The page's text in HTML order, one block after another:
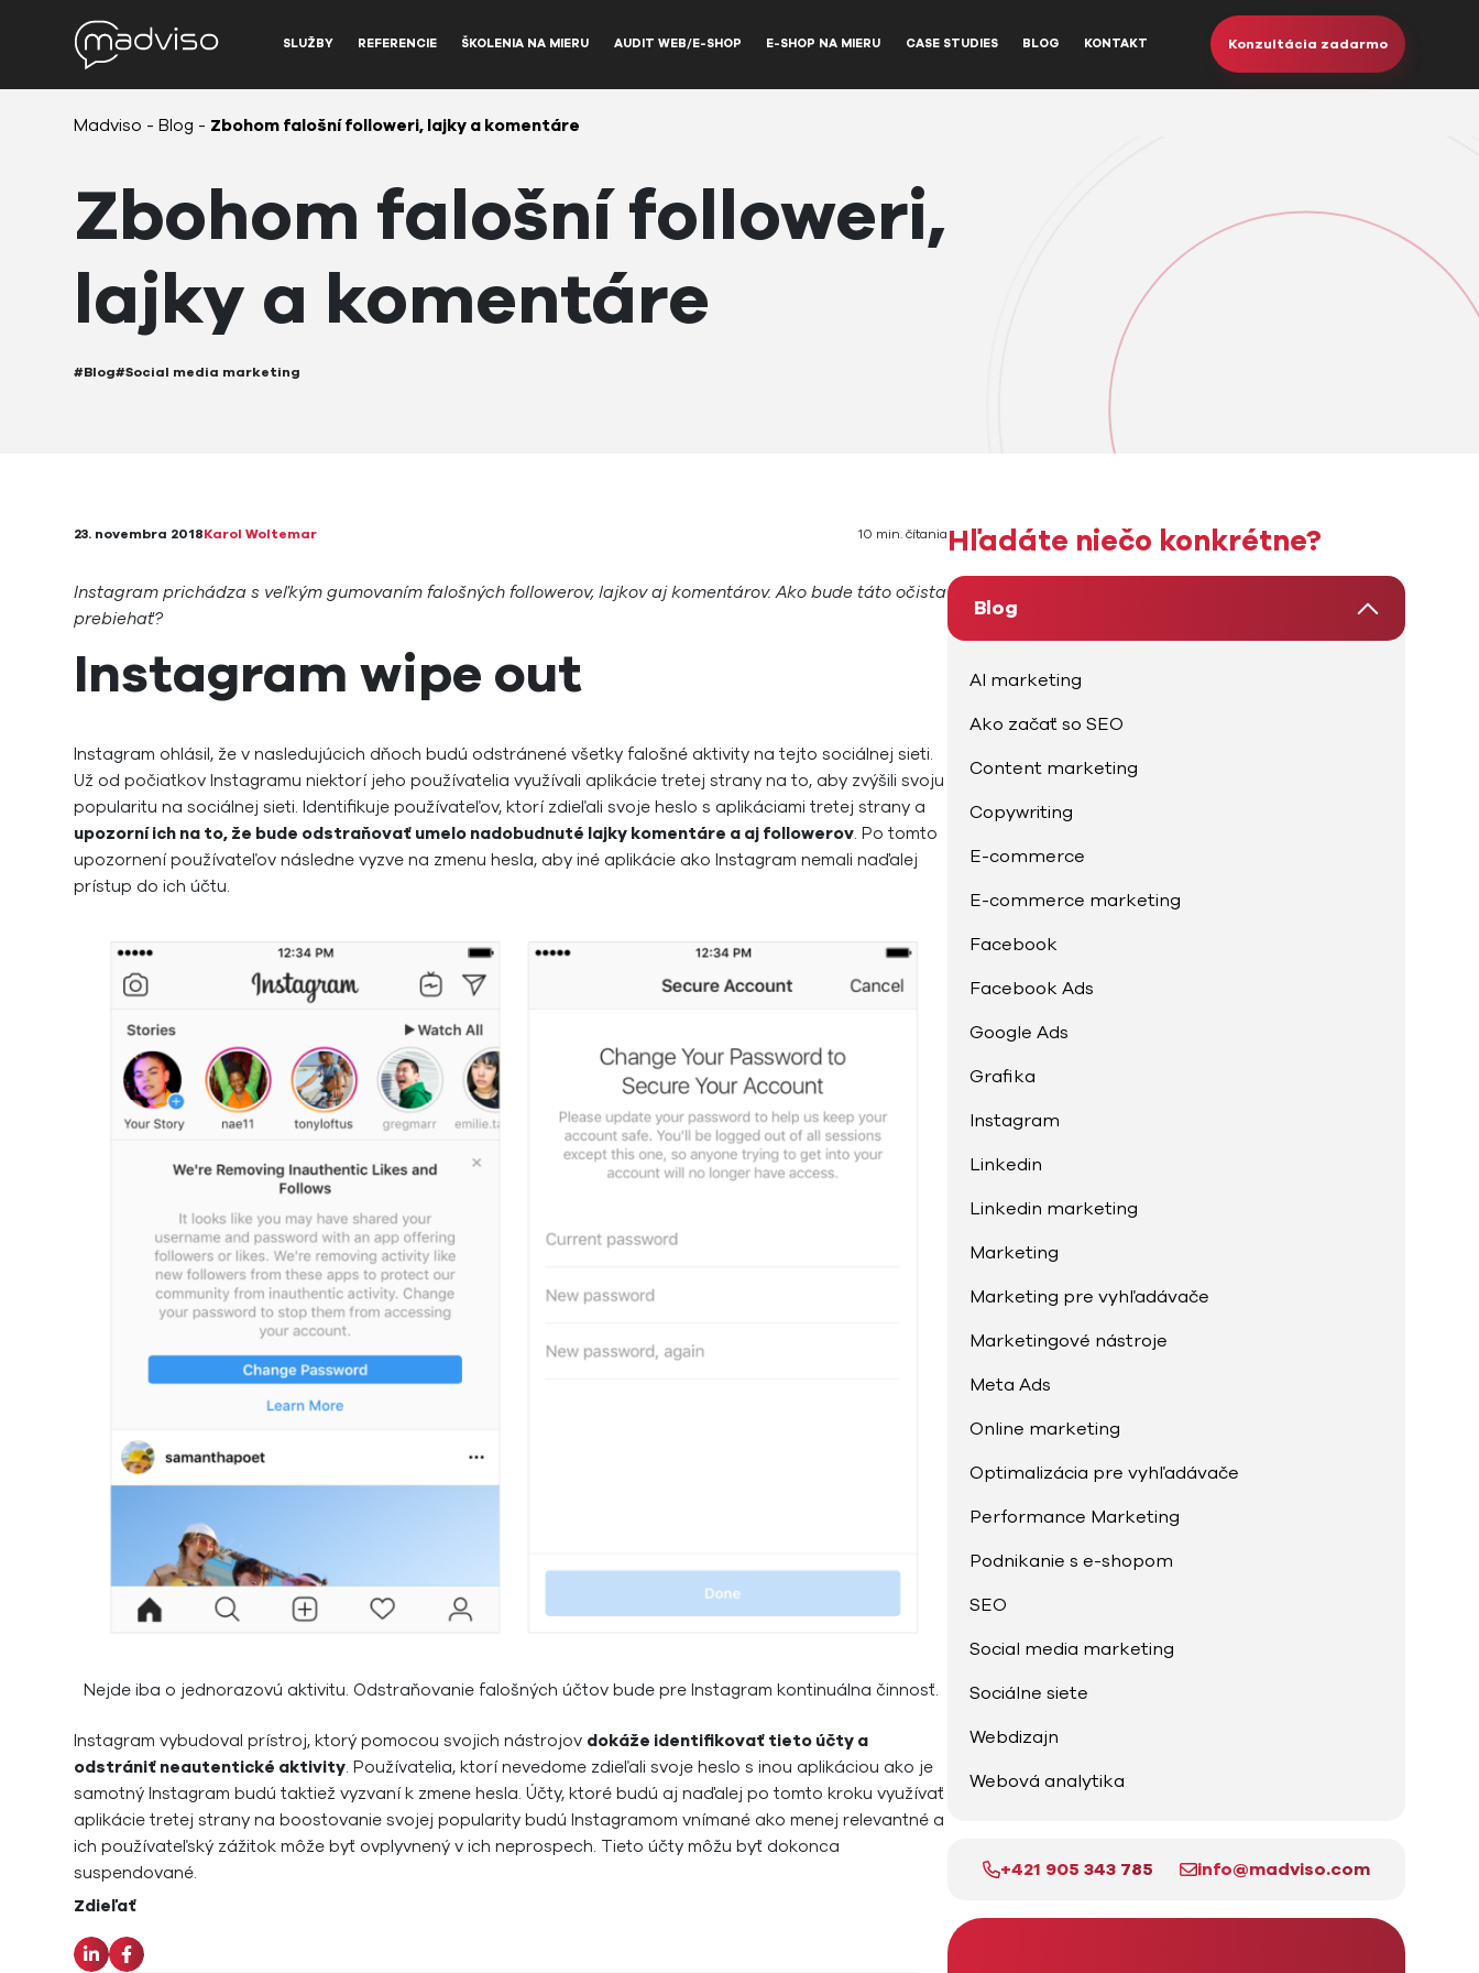
SLUŽBY REFERENCIE ŠKOLENIA NA MIERU AUDIT WEB/E-SHOP E-SHOP NA MIERU CASE STUDIES BLOG KONTAKT Konzultácia zadarmo
Madviso -Blog - Zbohom falošní followeri, lajky a komentáre
Zbohom falošní followeri,
lajky a komentáre
#Blog#Social media marketing
23. novembra 2018Karol Woltemar 10 min. čítania
Instagram prichádza s veľkým gumovaním falošných followerov, lajkov aj komentárov. Ako bude táto očista
prebiehať?
Instagram wipe out
Instagram ohlásil, že v nasledujúcich dňoch budú odstránené všetky falošné aktivity na tejto sociálnej sieti.
Už od počiatkov Instagramu niektorí jeho používatelia využívali aplikácie tretej strany na to, aby zvýšili svoju
popularitu na sociálnej sieti. Identifikuje používateľov, ktorí zdieľali svoje heslo s aplikáciami tretej strany a
upozorní ich na to, že bude odstraňovať umelo nadobudnuté lajky komentáre a aj followerov. Po tomto
upozornení používateľov následne vyzve na zmenu hesla, aby iné aplikácie ako Instagram nemali naďalej
prístup do ich účtu.
Nejde iba o jednorazovú aktivitu. Odstraňovanie falošných účtov bude pre Instagram kontinuálna činnosť.
Instagram vybudoval prístroj, ktorý pomocou svojich nástrojov dokáže identifikovať tieto účty a
odstrániť neautentické aktivity. Používatelia, ktorí nevedome zdieľali svoje heslo s inou aplikáciou ako je
samotný Instagram budú taktiež vyzvaní k zmene hesla. Účty, ktoré budú aj naďalej po tomto kroku využívať
aplikácie tretej strany na boostovanie svojej popularity budú Instagramom vnímané ako menej relevantné a
ich používateľský zážitok môže byť ovplyvnený v ich neprospech. Tieto účty môžu byť dokonca
suspendované.
Zdieľať
Hľadáte niečo konkrétne?
Blog
AI marketing
Ako začať so SEO
Content marketing
Copywriting
E-commerce
E-commerce marketing
Facebook
Facebook Ads
Google Ads
Grafika
Instagram
Linkedin
Linkedin marketing
Marketing
Marketing pre vyhľadávače
Marketingové nástroje
Meta Ads
Online marketing
Optimalizácia pre vyhľadávače
Performance Marketing
Podnikanie s e-shopom
SEO
Social media marketing
Sociálne siete
Webdizajn
Webová analytika
+421 905 343 785 info@madviso.com